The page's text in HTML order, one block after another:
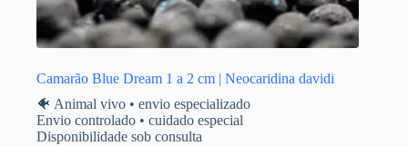
Camarão Blue Dream 1 a 2 cm | Neocaridina davidi
🐠 Animal vivo • envio especializado
Envio controlado • cuidado especial
Disponibilidade sob consulta